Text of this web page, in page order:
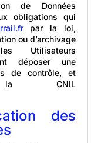
de Données
obligations qui
par la loi,
ou d’archivage
Utilisateurs
déposer une
de contrôle, et
la CNIL
des